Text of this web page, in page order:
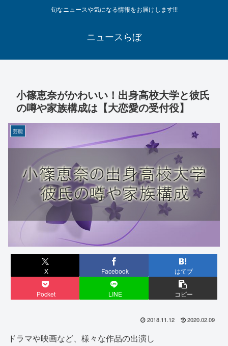
旬なニュースや気になる情報をお届けします!!!
ニュースらぼ
小篠恵奈がかわいい！出身高校大学と彼氏
の噂や家族構成は【大恋愛の受付役】
芸能
X Facebook はてブ
Pocket LINE コピー
2018.11.12 2020.02.09
ドラマや映画など、様々な作品の出演し